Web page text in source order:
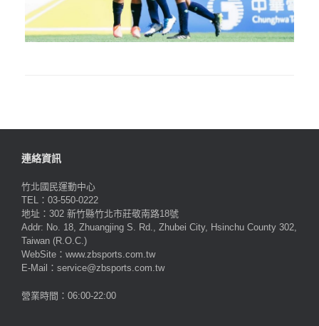
連絡資訊
竹北國民運動中心
TEL：03-550-0222
地址：302 新竹縣竹北市莊敬南路18號
Addr: No. 18, Zhuangjing S. Rd., Zhubei City, Hsinchu County 302,
Taiwan (R.O.C.)
WebSite：www.zbsports.com.tw
E-Mail：service@zbsports.com.tw
營業時間：06:00-22:00